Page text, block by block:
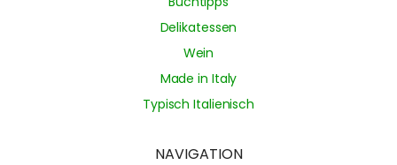
Delikatessen
Wein
Made in Italy
Typisch Italienisch
NAVIGATION